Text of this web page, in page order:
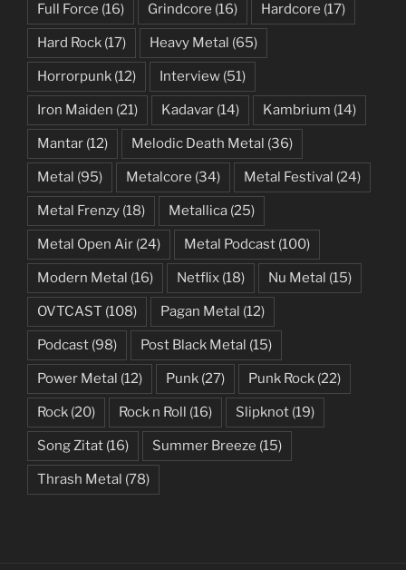
Full Force (16) Grindcore (16) Hardcore (17)
Hard Rock (17) Heavy Metal (65)
Horrorpunk (12) Interview (51)
Iron Maiden (21) Kadavar (14) Kambrium (14)
Mantar (12) Melodic Death Metal (36)
Metal (95) Metalcore (34) Metal Festival (24)
Metal Frenzy (18) Metallica (25)
Metal Open Air (24) Metal Podcast (100)
Modern Metal (16) Netflix (18) Nu Metal (15)
OVTCAST (108) Pagan Metal (12)
Podcast (98) Post Black Metal (15)
Power Metal (12) Punk (27) Punk Rock (22)
Rock (20) Rock n Roll (16) Slipknot (19)
Song Zitat (16) Summer Breeze (15)
Thrash Metal (78)